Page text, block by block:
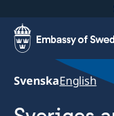
SvenskaEnglish